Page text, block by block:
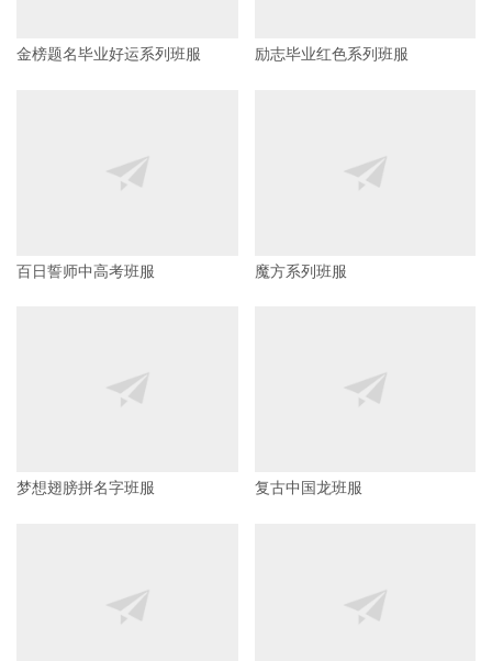
金榜题名毕业好运系列班服 励志毕业红色系列班服
百日誓师中高考班服 魔方系列班服
梦想翅膀拼名字班服 复古中国龙班服